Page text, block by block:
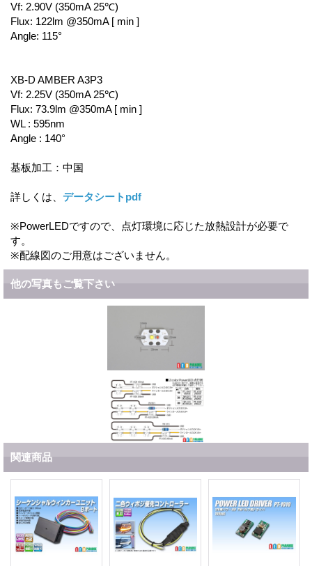
Vf: 2.90V (350mA 25℃)
Flux: 122lm @350mA [ min ]
Angle: 115°
XB-D AMBER A3P3
Vf: 2.25V (350mA 25℃)
Flux: 73.9lm @350mA [ min ]
WL : 595nm
Angle : 140°
基板加工：中国
詳しくは、 データシートpdf
※PowerLEDですので、点灯環境に応じた放熱設計が必要で
す。
※配線図のご用意はございません。
他の写真もご覧下さい
関連商品